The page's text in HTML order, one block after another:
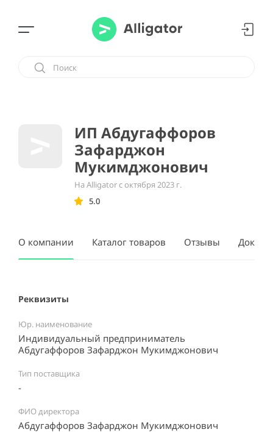
ИП Абдугаффоров
Зафарджон
Мукимджонович
На Alligator с октября 2023 г.
5.0
О компании Каталог товаров Отзывы
Реквизиты
Юр. наименование
Индивидуальный предприниматель
Абдугаффоров Зафарджон Мукимджонович
Тип поставщика
-
ФИО директора
Абдугаффоров Зафарджон Мукимджонович